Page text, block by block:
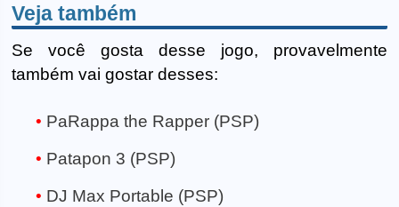
Veja também
Se você gosta desse jogo, provavelmente
também vai gostar desses:
PaRappa the Rapper (PSP)
Patapon 3 (PSP)
DJ Max Portable (PSP)